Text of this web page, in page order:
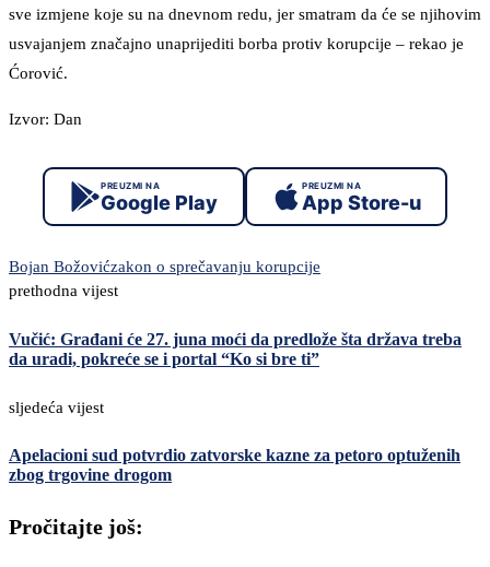
sve izmjene koje su na dnevnom redu, jer smatram da će se njihovim
usvajanjem značajno unaprijediti borba protiv korupcije – rekao je
Ćorović.
Izvor: Dan
PREUZMI NA
Google Play
PREUZMI NA
App Store-u
Bojan Božovićzakon o sprečavanju korupcije
prethodna vijest
Vučić: Građani će 27. juna moći da predlože šta država treba
da uradi, pokreće se i portal “Ko si bre ti”
sljedeća vijest
Apelacioni sud potvrdio zatvorske kazne za petoro optuženih
zbog trgovine drogom
Pročitajte još: